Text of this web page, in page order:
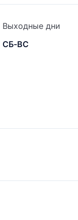
Выходные дни
СБ-ВС